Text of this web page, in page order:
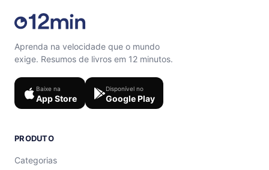
Aprenda na velocidade que o mundo
exige. Resumos de livros em 12 minutos.
Baixe na
App Store
Disponível no
Google Play
PRODUTO
Categorias